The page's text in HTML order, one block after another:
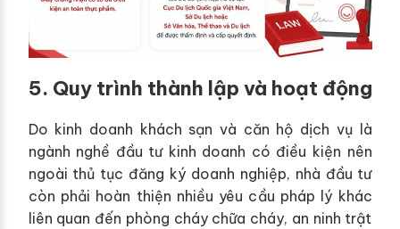
5. Quy trình thành lập và hoạt động
Do kinh doanh khách sạn và căn hộ dịch vụ là
ngành nghề đầu tư kinh doanh có điều kiện nên
ngoài thủ tục đăng ký doanh nghiệp, nhà đầu tư
còn phải hoàn thiện nhiều yêu cầu pháp lý khác
liên quan đến phòng cháy chữa cháy, an ninh trật